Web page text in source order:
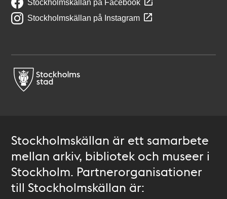
Stockholmskällan på Facebook
Stockholmskällan på Instagram
Stockholmskällan är ett samarbete
mellan arkiv, bibliotek och museer i
Stockholm. Partnerorganisationer
till Stockholmskällan är: